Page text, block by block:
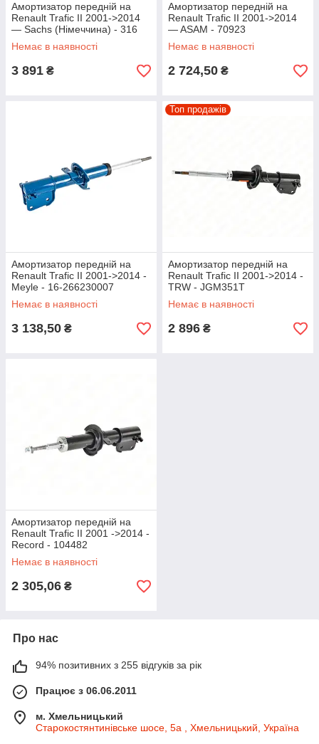
Амортизатор передній на
Renault Trafic II 2001->2014
— Sachs (Німеччина) - 316
591
Немає в наявності
3 891 ₴
Амортизатор передній на
Renault Trafic II 2001->2014
— ASAM - 70923
Немає в наявності
2 724,50 ₴
Амортизатор передній на
Renault Trafic II 2001->2014 -
Meyle - 16-266230007
Немає в наявності
3 138,50 ₴
Топ продажів
Амортизатор передній на
Renault Trafic II 2001->2014 -
TRW - JGM351T
Немає в наявності
2 896 ₴
Амортизатор передній на
Renault Trafic II 2001 ->2014 -
Record - 104482
Немає в наявності
2 305,06 ₴
Про нас
94% позитивних з 255 відгуків за рік
Працює з 06.06.2011
м. Хмельницький
Старокостянтинівське шосе, 5а , Хмельницький, Україна